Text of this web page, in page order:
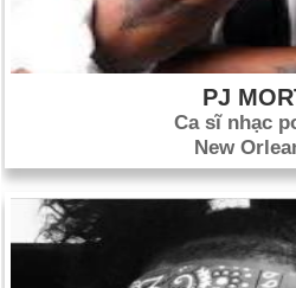
PJ
Ca sĩ nhạc
New